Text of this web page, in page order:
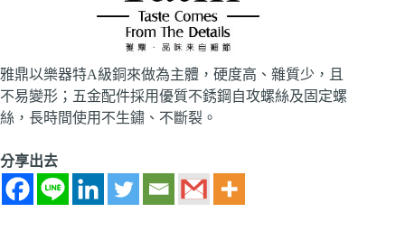
雅鼎以樂器特A級銅來做為主體，硬度高、雜質少，且
不易變形；五金配件採用優質不銹鋼自攻螺絲及固定螺
絲，長時間使用不生鏽、不斷裂。
分享出去